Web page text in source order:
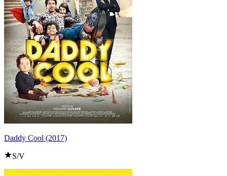
Daddy Cool (2017)
S/V